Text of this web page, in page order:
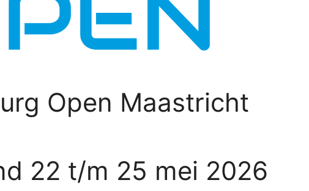
Open Maastricht
22 t/m 25 mei 2026